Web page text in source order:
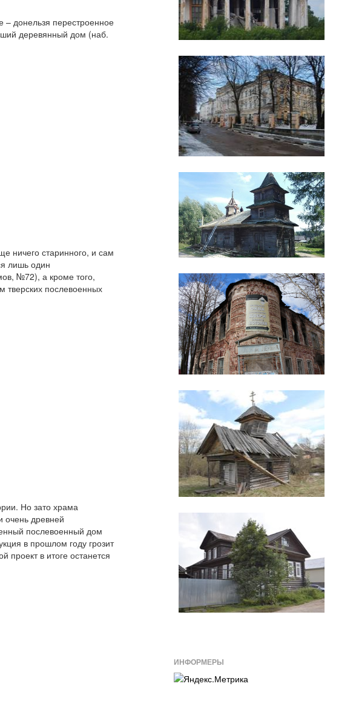
– донельзя перестроенное
деревянный дом (наб.
ничего старинного, и сам
лишь один
№72), а кроме того,
тверских послевоенных
Но зато храма
очень древней
послевоенный дом
в прошлом году грозит
проект в итоге останется
ИНФОРМЕРЫ